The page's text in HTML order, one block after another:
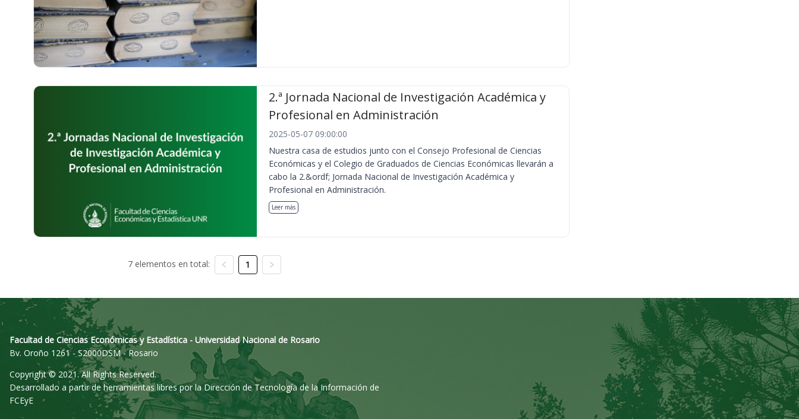
2.ª Jornada Nacional de Investigación Académica y
Profesional en Administración
2025-05-07 09:00:00
Nuestra casa de estudios junto con el Consejo Profesional de Ciencias
Económicas y el Colegio de Graduados de Ciencias Económicas llevarán a
cabo la 2.&ordf; Jornada Nacional de Investigación Académica y
Profesional en Administración.
Leer más
7 elementos en total: 1
Facultad de Ciencias Económicas y Estadística - Universidad Nacional de Rosario
Bv. Oroño 1261 - S2000DSM - Rosario
Copyright © 2021. All Rights Reserved.
Desarrollado a partir de herramientas libres por la Dirección de Tecnología de la Información de
FCEyE